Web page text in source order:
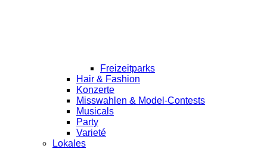
Freizeitparks
Hair & Fashion
Konzerte
Misswahlen & Model-Contests
Musicals
Party
Varieté
Lokales